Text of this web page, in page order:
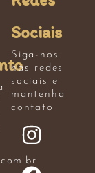
Sociais
Siga-nos
nas redes
sociais e
mantenha
contato